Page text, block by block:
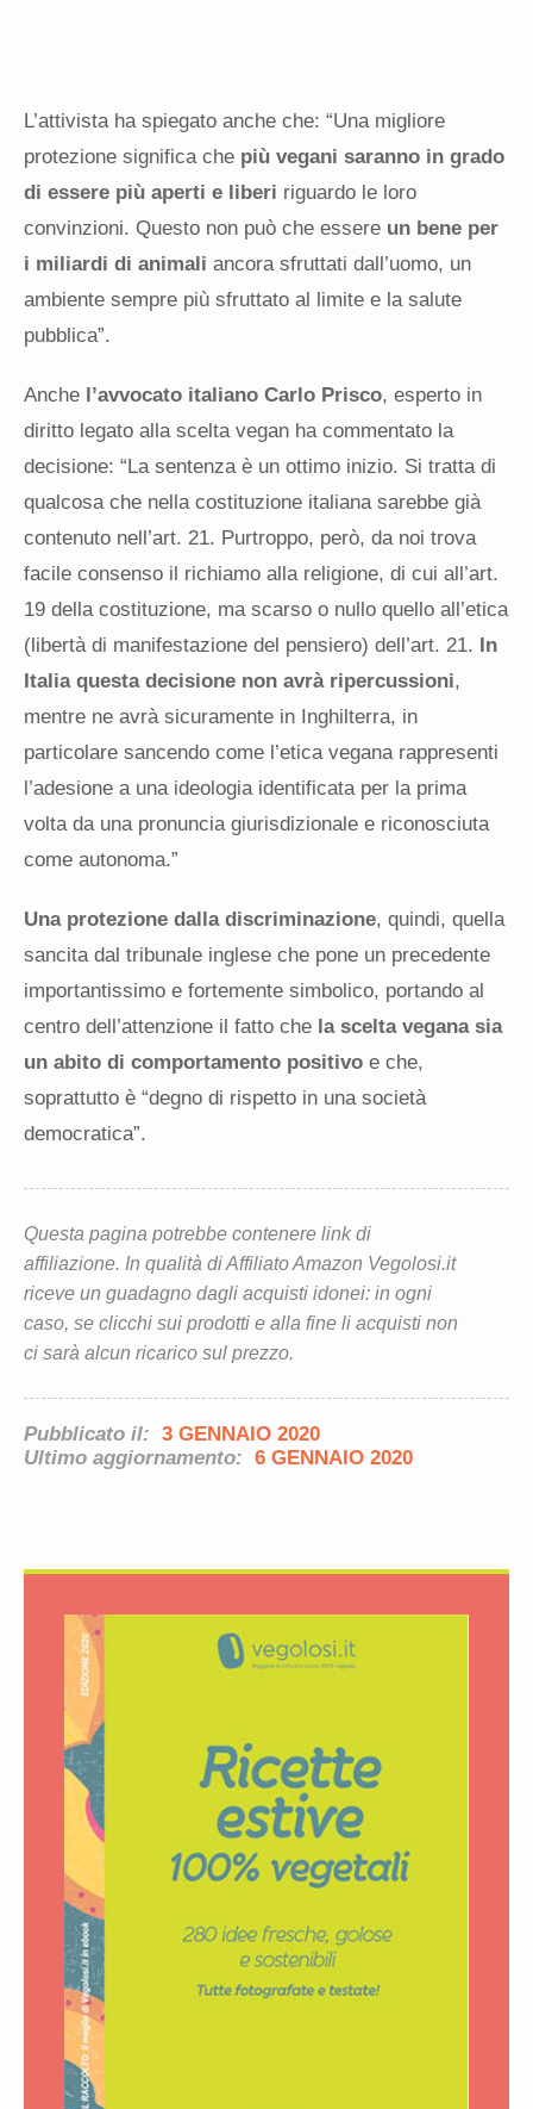
L’attivista ha spiegato anche che: “Una migliore
protezione significa che più vegani saranno in grado
di essere più aperti e liberi riguardo le loro
convinzioni. Questo non può che essere un bene per
i miliardi di animali ancora sfruttati dall’uomo, un
ambiente sempre più sfruttato al limite e la salute
pubblica”.
Anche l’avvocato italiano Carlo Prisco, esperto in
diritto legato alla scelta vegan ha commentato la
decisione: “La sentenza è un ottimo inizio. Si tratta di
qualcosa che nella costituzione italiana sarebbe già
contenuto nell’art. 21. Purtroppo, però, da noi trova
facile consenso il richiamo alla religione, di cui all’art.
19 della costituzione, ma scarso o nullo quello all’etica
(libertà di manifestazione del pensiero) dell’art. 21.
In
Italia questa decisione non avrà ripercussioni,
mentre ne avrà sicuramente in Inghilterra, in
particolare sancendo come l’etica vegana rappresenti
l’adesione a una ideologia identificata per la prima
volta da una pronuncia giurisdizionale e riconosciuta
come autonoma.”
Una protezione dalla discriminazione, quindi, quella
sancita dal tribunale inglese che pone un precedente
importantissimo e fortemente simbolico, portando al
centro dell’attenzione il fatto che la scelta vegana sia
un abito di comportamento positivo e che,
soprattutto è “degno di rispetto in una società
democratica”.
Questa pagina potrebbe contenere link di
affiliazione. In qualità di Affiliato Amazon Vegolosi.it
riceve un guadagno dagli acquisti idonei: in ogni
caso, se clicchi sui prodotti e alla fine li acquisti non
ci sarà alcun ricarico sul prezzo.
Pubblicato il: 3 GENNAIO 2020
Ultimo aggiornamento: 6 GENNAIO 2020